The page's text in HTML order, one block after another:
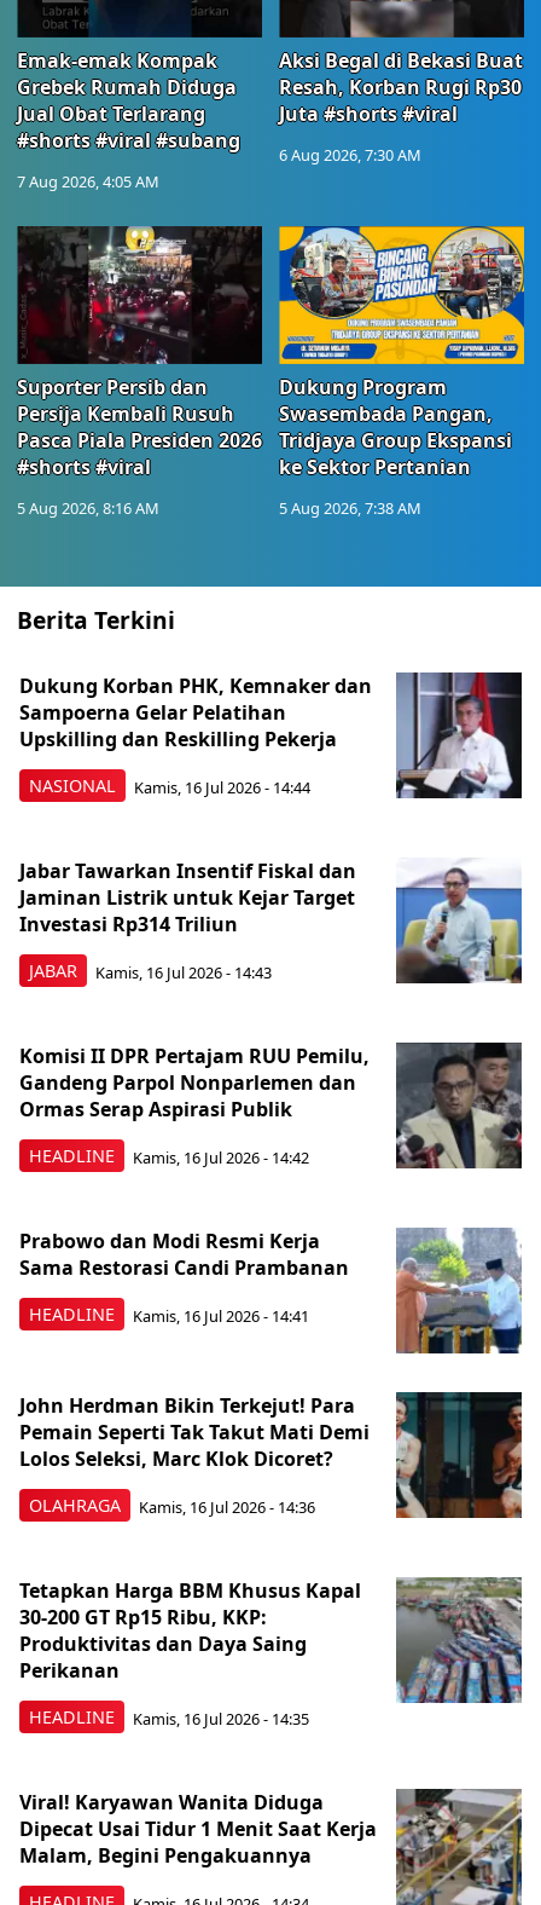
Emak-emak Kompak
Grebek Rumah Diduga
Jual Obat Terlarang
#shorts #viral #subang
7 Aug 2026, 4:05 AM
Aksi Begal di Bekasi Buat
Resah, Korban Rugi Rp30
Juta #shorts #viral
6 Aug 2026, 7:30 AM
Suporter Persib dan
Persija Kembali Rusuh
Pasca Piala Presiden 2026
#shorts #viral
5 Aug 2026, 8:16 AM
Dukung Program
Swasembada Pangan,
Tridjaya Group Ekspansi
ke Sektor Pertanian
5 Aug 2026, 7:38 AM
Berita Terkini
NASIONAL
Dukung Korban PHK, Kemnaker dan
Sampoerna Gelar Pelatihan
Upskilling dan Reskilling Pekerja
Kamis, 16 Jul 2026 - 14:44
JABAR
Jabar Tawarkan Insentif Fiskal dan
Jaminan Listrik untuk Kejar Target
Investasi Rp314 Triliun
Kamis, 16 Jul 2026 - 14:43
HEADLINE
Komisi II DPR Pertajam RUU Pemilu,
Gandeng Parpol Nonparlemen dan
Ormas Serap Aspirasi Publik
Kamis, 16 Jul 2026 - 14:42
HEADLINE
Prabowo dan Modi Resmi Kerja
Sama Restorasi Candi Prambanan
Kamis, 16 Jul 2026 - 14:41
OLAHRAGA
John Herdman Bikin Terkejut! Para
Pemain Seperti Tak Takut Mati Demi
Lolos Seleksi, Marc Klok Dicoret?
Kamis, 16 Jul 2026 - 14:36
HEADLINE
Tetapkan Harga BBM Khusus Kapal
30-200 GT Rp15 Ribu, KKP:
Produktivitas dan Daya Saing
Perikanan
Kamis, 16 Jul 2026 - 14:35
Viral! Karyawan Wanita Diduga
Dipecat Usai Tidur 1 Menit Saat Kerja
Malam, Begini Pengakuannya